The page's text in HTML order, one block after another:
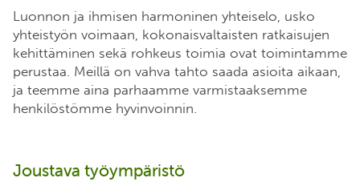
Luonnon ja ihmisen harmoninen yhteiselo, usko
yhteistyön voimaan, kokonaisvaltaisten ratkaisujen
kehittäminen sekä rohkeus toimia ovat toimintamme
perustaa. Meillä on vahva tahto saada asioita aikaan,
ja teemme aina parhaamme varmistaaksemme
henkilöstömme hyvinvoinnin.
Joustava työympäristö